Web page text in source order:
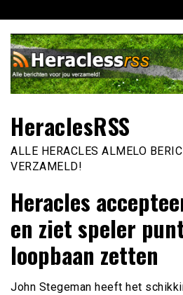
naar
inhoud
HeraclesRSS
ALLE HERACLES ALMELO
VERZAMELD!
Heracles
en ziet speler
loopbaan zetten
John Stegeman heeft het